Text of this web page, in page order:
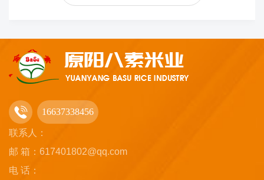
16637338456
联系人：
邮 箱：617401802@qq.com
电 话：